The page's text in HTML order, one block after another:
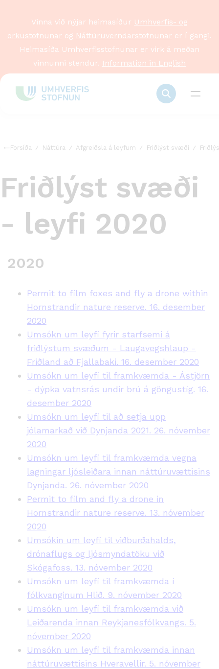
Vinna við nýjar heimasíður Umhverfis- og
orkustofnunar og Náttúruverndarstofnunar er í gangi.
Heimasíða Umhverfisstofnunar er virk á meðan
vinnunni stendur. Information in English
Forsíða Náttúra Afgreiðsla á leyfum Friðlýst svæði
Friðlýst svæði
- leyfi 2020
2020
Permit to film foxes and fly a drone within
Hornstrandir nature reserve. 16. desember
2020
Umsókn um leyfi fyrir starfsemi á
friðlýstum svæðum - Laugavegshlaup -
Friðland að Fjallabaki. 16. desember 2020
Umsókn um leyfi til framkvæmda - Ástjörn
- dýpka vatnsrás undir brú á göngustíg. 16.
desember 2020
Umsókn um leyfi til að setja upp
jólamarkað við Dynjanda 2021. 26. nóvember
2020
Umsókn um leyfi til framkvæmda vegna
lagningar ljósleiðara innan náttúruvættisins
Dynjanda. 26. nóvember 2020
Permit to film and fly a drone in
Hornstrandir nature reserve. 13. nóvember
2020
Umsókin um leyfi til viðburðahalds,
drónaflugs og ljósmyndatöku við
Skógafoss. 13. nóvember 2020
Umsókn um leyfi til framkvæmda í
fólkvanginum Hlið. 9. nóvember 2020
Umsókn um leyfi til framkvæmda við
Leiðarenda innan Reykjanesfólkvangs. 5.
nóvember 2020
Umsókn um leyfi til framkvæmda innan
náttúruvættisins Hveravellir. 5. nóvember